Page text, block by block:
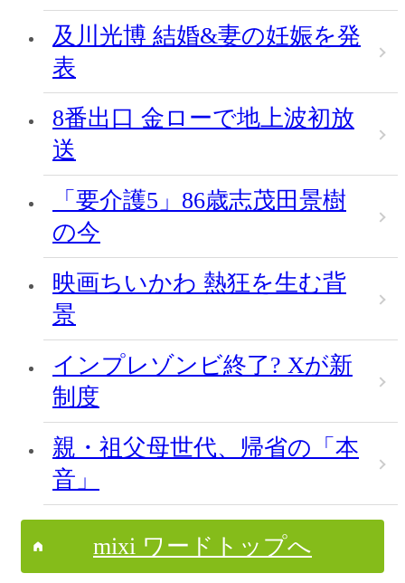
及川光博 結婚&妻の妊娠を発
表
8番出口 金ローで地上波初放
送
「要介護5」86歳志茂田景樹
の今
映画ちいかわ 熱狂を生む背
景
インプレゾンビ終了? Xが新
制度
親・祖父母世代、帰省の「本
音」
mixi ワードトップへ